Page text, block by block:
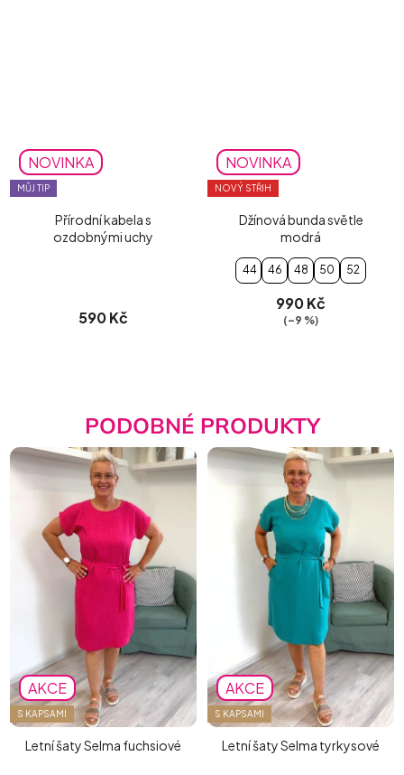
NOVINKA
MŮJ TIP
Přírodní kabela s
ozdobnými uchy
590 Kč
NOVINKA
NOVÝ STŘIH
Džínová bunda světle
modrá
44 46 48 50 52
990 Kč
(–9 %)
PODOBNÉ PRODUKTY
AKCE
S KAPSAMI
Letní šaty Selma fuchsiové
AKCE
S KAPSAMI
Letní šaty Selma tyrkysové